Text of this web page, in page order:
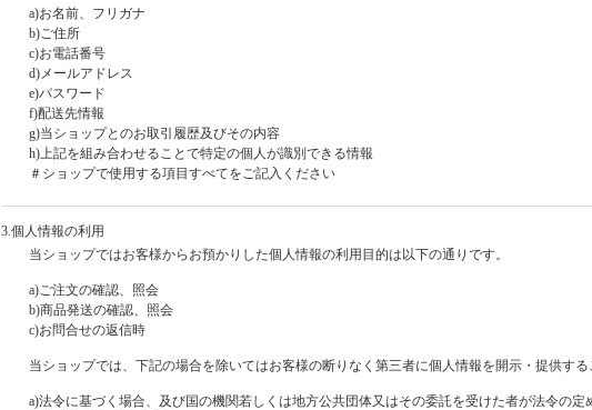
a)お名前、フリガナ
b)ご住所
c)お電話番号
d)メールアドレス
e)パスワード
f)配送先情報
g)当ショップとのお取引履歴及びその内容
h)上記を組み合わせることで特定の個人が識別できる情報
＃ショップで使用する項目すべてをご記入ください
3.個人情報の利用
当ショップではお客様からお預かりした個人情報の利用目的は以下の通りです。
a)ご注文の確認、照会
b)商品発送の確認、照会
c)お問合せの返信時
当ショップでは、下記の場合を除いてはお客様の断りなく第三者に個人情報を開示・提供する
a)法令に基づく場合、及び国の機関若しくは地方公共団体又はその委託を受けた者が法令の定